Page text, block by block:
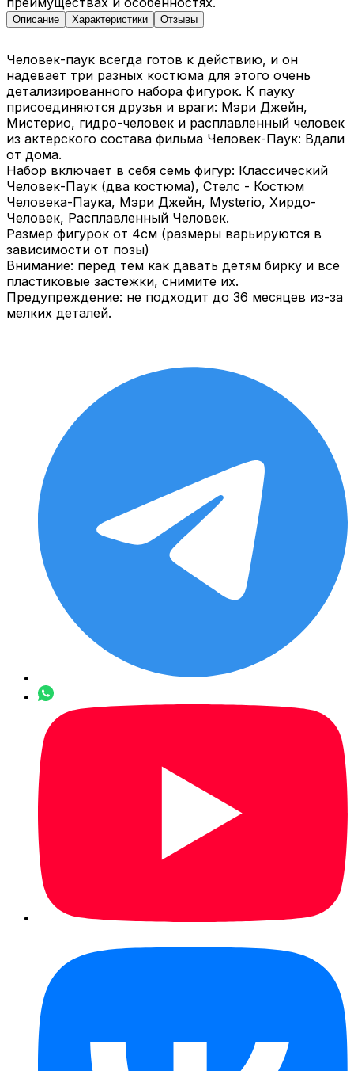
Описание Характеристики Отзывы
Человек-паук всегда готов к действию, и он
надевает три разных костюма для этого очень
детализированного набора фигурок. К пауку
присоединяются друзья и враги: Мэри Джейн,
Мистерио, гидро-человек и расплавленный человек
из актерского состава фильма Человек-Паук: Вдали
от дома.
Набор включает в себя семь фигур: Классический
Человек-Паук (два костюма), Стелс - Костюм
Человека-Паука, Мэри Джейн, Mysterio, Хирдо-
Человек, Расплавленный Человек.
Размер фигурок от 4см (размеры варьируются в
зависимости от позы)
Внимание: перед тем как давать детям бирку и все
пластиковые застежки, снимите их.
Предупреждение: не подходит до 36 месяцев из-за
мелких деталей.